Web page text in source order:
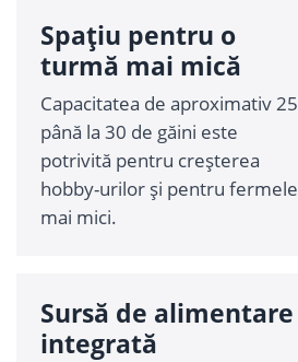
Spațiu pentru o
turmă mai mică
Capacitatea de aproximativ 25
până la 30 de găini este
potrivită pentru creșterea
hobby-urilor și pentru fermele
mai mici.
Sursă de alimentare
integrată